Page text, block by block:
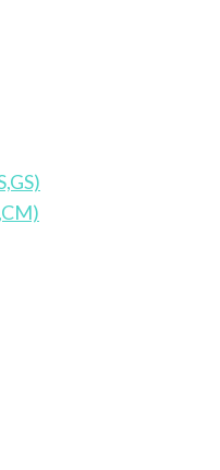
-sprachige Kinder